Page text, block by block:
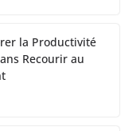
la Productivité
Recourir au